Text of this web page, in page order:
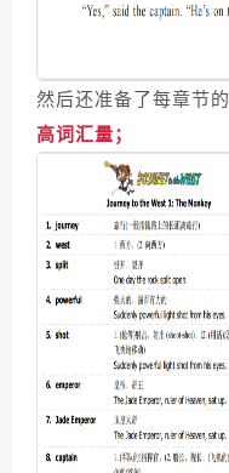
然后还准备了每章节的
高词汇量；